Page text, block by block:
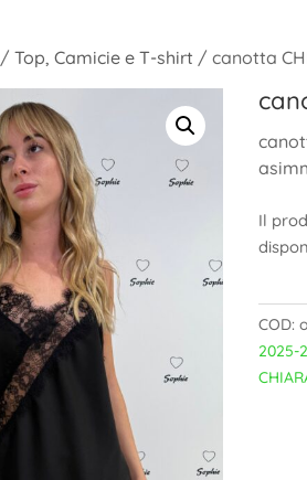
/Top, Camicie e T-shirt / canotta
Il
COD:
2025-